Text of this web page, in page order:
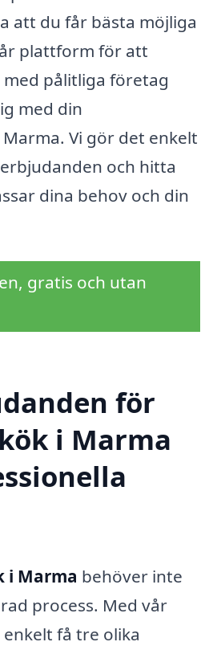
att du får bästa möjliga
plattform för att
pålitliga företag
med din
Vi gör det enkelt
och hitta
dina behov och din
gratis och utan
för
i Marma
i Marma behöver inte
process. Med vår
få tre olika